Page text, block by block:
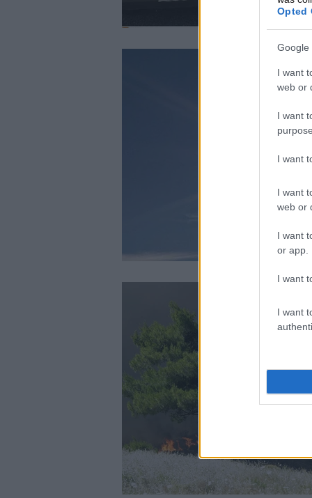
Opted
Google
I want
web or
I want
I want
I want
web or
I want
or app.
I want
I want